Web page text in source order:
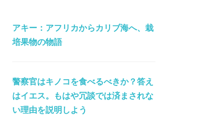
アキー：アフリカからカリブ海へ、栽
培果物の物語
警察官はキノコを食べるべきか？答え
はイエス。もはや冗談では済まされな
い理由を説明しよう